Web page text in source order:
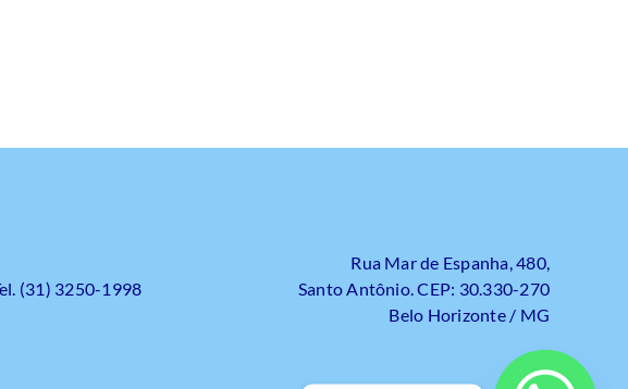
(31) 3250-1998
Rua Mar de Espanha, 480,
Santo Antônio. CEP: 30.330-270
Belo Horizonte / MG